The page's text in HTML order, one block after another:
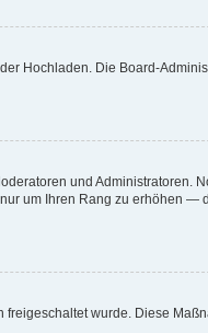
Hochladen. Die Board-
und Administratoren.
um Ihren Rang zu erhöhen —
wurde. Diese